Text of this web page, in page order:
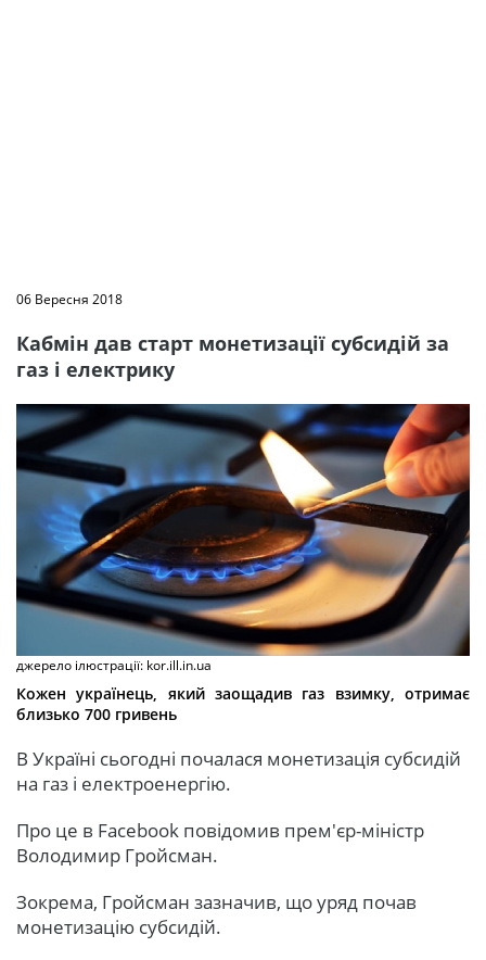
06 Вересня 2018
Кабмін дав старт монетизації субсидій за
газ і електрику
джерело ілюстрації: kor.ill.in.ua
Кожен українець, який заощадив газ взимку, отримає
близько 700 гривень
В Україні сьогодні почалася монетизація субсидій
на газ і електроенергію.
Про це в Facebook повідомив прем'єр-міністр
Володимир Гройсман.
Зокрема, Гройсман зазначив, що уряд почав
монетизацію субсидій.